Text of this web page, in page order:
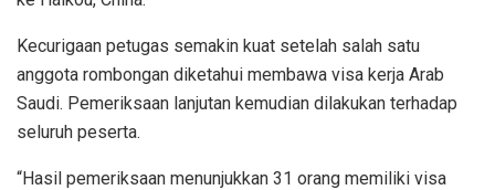
Kecurigaan petugas semakin kuat setelah salah satu
anggota rombongan diketahui membawa visa kerja Arab
Saudi. Pemeriksaan lanjutan kemudian dilakukan terhadap
seluruh peserta.
“Hasil pemeriksaan menunjukkan 31 orang memiliki visa